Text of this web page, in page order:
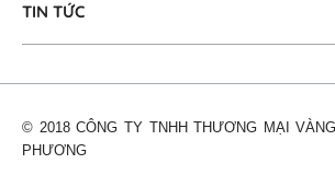
TIN TỨC
© 2018 CÔNG TY TNHH THƯƠNG MẠI
PHƯƠNG